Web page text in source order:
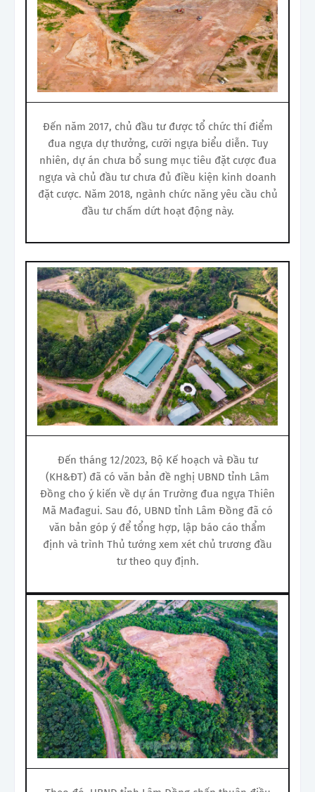
Đến năm 2017, chủ đầu tư được tổ chức thí điểm
đua ngựa dự thưởng, cưỡi ngựa biểu diễn. Tuy
nhiên, dự án chưa bổ sung mục tiêu đặt cược đua
ngựa và chủ đầu tư chưa đủ điều kiện kinh doanh
đặt cược. Năm 2018, ngành chức năng yêu cầu chủ
đầu tư chấm dứt hoạt động này.
Đến tháng 12/2023, Bộ Kế hoạch và Đầu tư
(KH&ĐT) đã có văn bản đề nghị UBND tỉnh Lâm
Đồng cho ý kiến về dự án Trường đua ngựa Thiên
Mã Mađagui. Sau đó, UBND tỉnh Lâm Đồng đã có
văn bản góp ý để tổng hợp, lập báo cáo thẩm
định và trình Thủ tướng xem xét chủ trương đầu
tư theo quy định.